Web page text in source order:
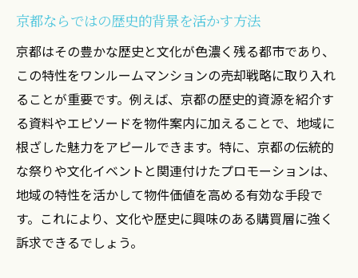
京都ならではの歴史的背景を活かす方法
京都はその豊かな歴史と文化が色濃く残る都市であり、
この特性をワンルームマンションの売却戦略に取り入れ
ることが重要です。例えば、京都の歴史的資源を紹介す
る資料やエピソードを物件案内に加えることで、地域に
根ざした魅力をアピールできます。特に、京都の伝統的
な祭りや文化イベントと関連付けたプロモーションは、
地域の特性を活かして物件価値を高める有効な手段で
す。これにより、文化や歴史に興味のある購買層に強く
訴求できるでしょう。